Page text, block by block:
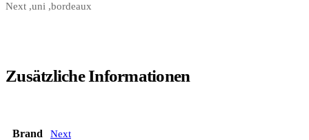
Next ,uni ,bordeaux
Zusätzliche Informationen
Brand Next